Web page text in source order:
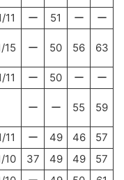
11 ー 51 ー ー
15 ー 50 56 63
11 ー 50 ー ー
ー ー 55 59
11 ー 49 46
57
10 37 49 49
57